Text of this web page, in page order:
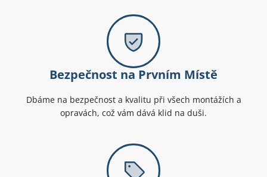
Bezpečnost na Prvním Místě
Dbáme na bezpečnost a kvalitu při všech montážích a
opravách, což vám dává klid na duši.